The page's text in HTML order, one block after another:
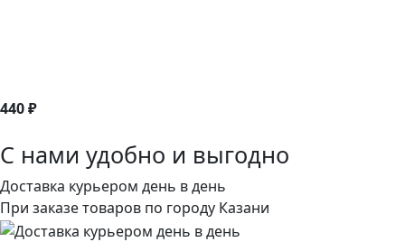
440 ₽
С нами удобно и выгодно
Доставка курьером день в день
При заказе товаров по городу Казани